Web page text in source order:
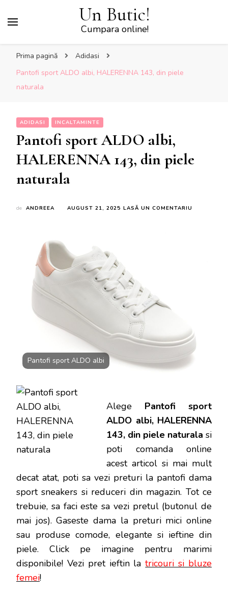
Un Butic!
Cumpara online!
Prima pagină
Adidasi
Pantofi sport ALDO albi, HALERENNA 143, din piele
naturala
ADIDASI INCALTAMINTE
Pantofi sport ALDO albi,
HALERENNA 143, din piele
naturala
de ANDREEA AUGUST 21, 2025 LASĂ UN COMENTARIU
Pantofi sport ALDO albi
Alege Pantofi sport
ALDO albi, HALERENNA
143, din piele naturala si
poti
comanda online
acest articol si mai mult
decat atat, poti sa vezi preturi la pantofi dama
sport sneakers si reduceri din magazin. Tot ce
trebuie, sa faci este sa vezi pretul (butonul de
mai jos). Gaseste dama la preturi mici online
sau produse comode, elegante si ieftine din
piele. Click pe imagine pentru marimi
disponibile! Vezi pret ieftin latricouri si bluze
femei!